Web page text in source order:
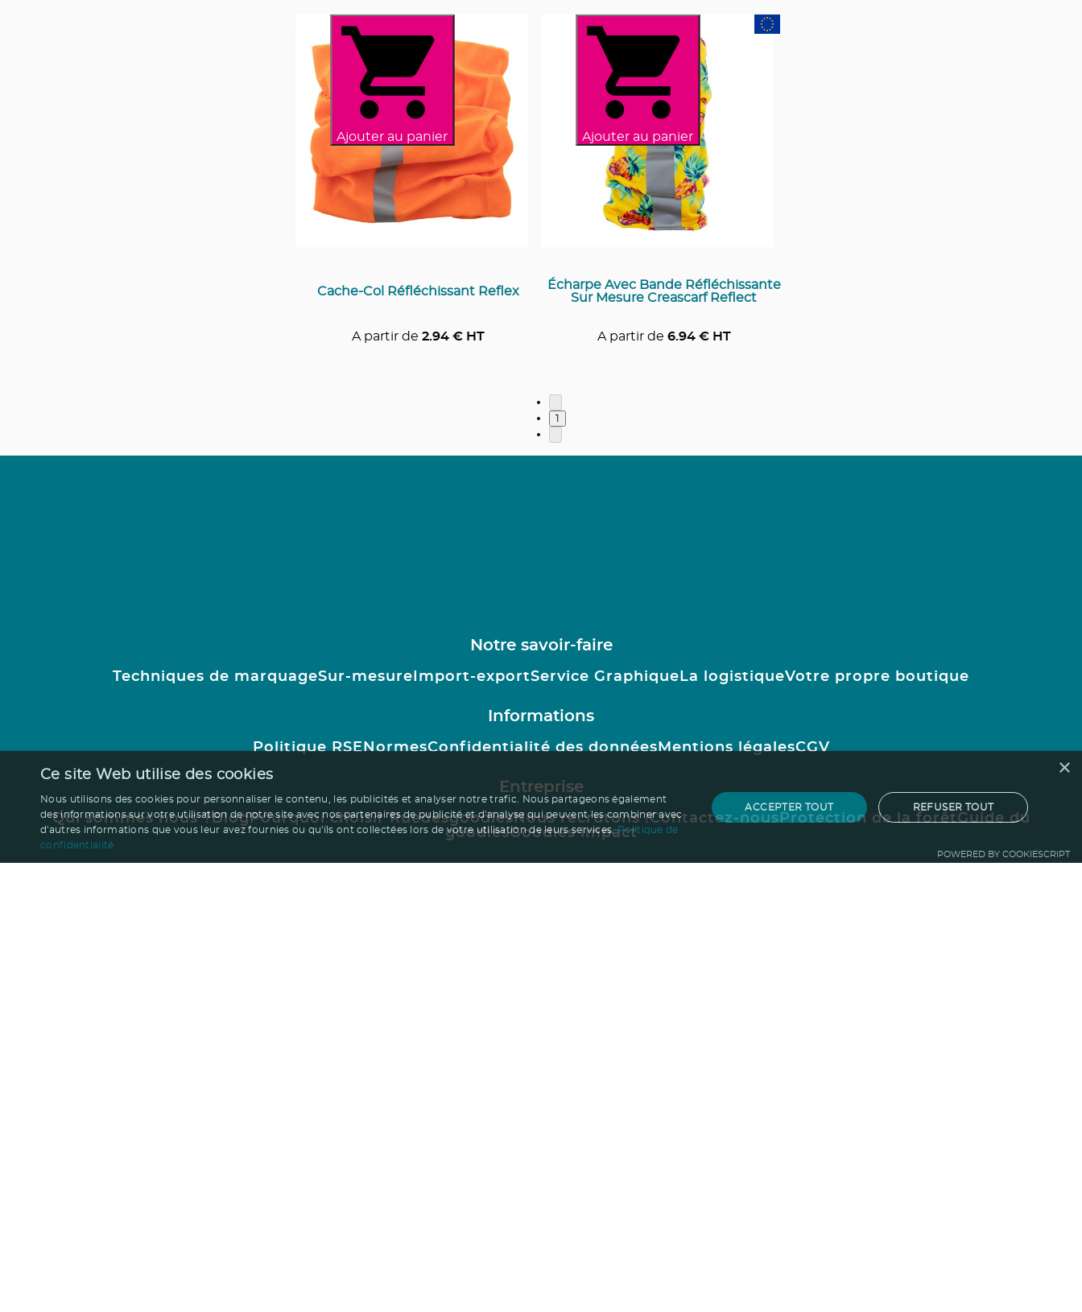
Ajouter au panier
Cache-Col Réfléchissant Reflex
A partir de 2.94 € HT
Ajouter au panier
Écharpe Avec Bande Réfléchissante
Sur Mesure Creascarf Reflect
A partir de 6.94€ HT
1
Notre savoir-faire
Techniques de marquageSur-mesure Import-exportService Graphique La logistiqueVotre propre boutique
Informations
Politique RSENormesConfidentialité des donnéesMentions légalesCGV
Entreprise
Qui sommes nous ?BlogPourquoi choisir RuedesgoodiesNous recrutons !Contactez-nous Protection de la forêtGuide du
goodiesGoodies impact
×
Ce site Web utilise des cookies
Nous utilisons des cookies pour personnaliser le contenu, les publicités et analyser notre trafic. Nous partageons également
des informations sur votre utilisation de notre site avec nos partenaires de publicité et d'analyse qui peuvent les combiner avec
d'autres informations que vous leur avez fournies ou qu'ils ont collectées lors de votre utilisation de leurs services.Politique de
confidentialité
ACCEPTER TOUT REFUSER TOUT
POWERED BY COOKIESCRIPT